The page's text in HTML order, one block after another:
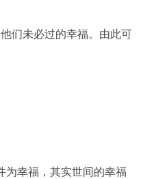
们未必过的幸福。由此可
为幸福，其实世间的幸福